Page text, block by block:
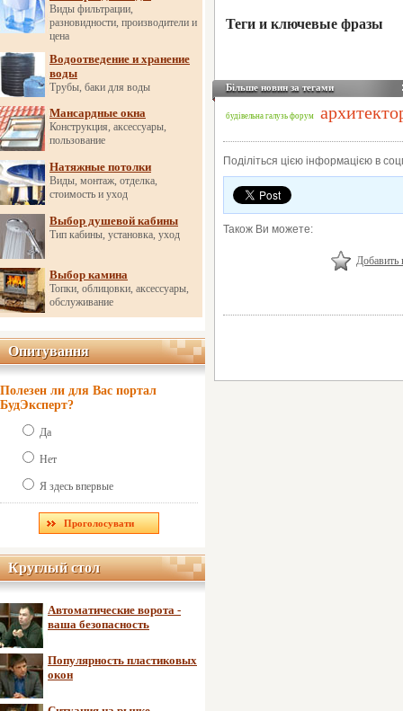
Виды фильтрации,
разновидности, производители и
цена
Водоотведение и хранение
воды
Трубы, баки для воды
Мансардные окна
Конструкция, аксессуары,
пользование
Натяжные потолки
Виды, монтаж, отделка,
стоимость и уход
Выбор душевой кабины
Тип кабины, установка, уход
Выбор камина
Топки, облицовки, аксессуары,
обслуживание
Опитування
Опитування
Полезен ли для Вас портал
БудЭксперт?
Да
Нет
Я здесь впервые
Круглый стол
Круглый стол
Автоматические ворота -
ваша безопасность
Популярность пластиковых
окон
Теги и ключевые фразы
Більше новин за тегами
будівельна галузь форум
Поділіться цією інформацією в
Також Ви можете:
Добавить